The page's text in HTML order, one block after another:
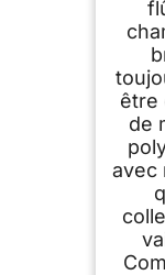
être
de
avec